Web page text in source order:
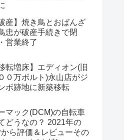
破産】焼き鳥とおばんざ
忠が破産手続きで閉
営業終了
転増床】エディオン(旧
０万ボルト)永山店がジ
ボ跡地に新築移転
マック(DCM)の自転車
どうなの？ 2021年の
から評価＆レビューその